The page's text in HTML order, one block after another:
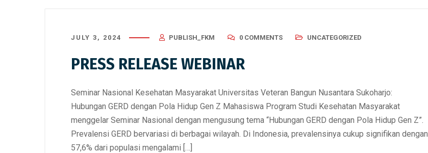
JULY 3, 2024 PUBLISH_FKM 0 COMMENTS UNCATEGORIZED
PRESS RELEASE WEBINAR
Seminar Nasional Kesehatan Masyarakat Universitas Veteran Bangun Nusantara Sukoharjo:
Hubungan GERD dengan Pola Hidup Gen Z Mahasiswa Program Studi Kesehatan Masyarakat
menggelar Seminar Nasional dengan mengusung tema “Hubungan GERD dengan Pola Hidup Gen Z”.
Prevalensi GERD bervariasi di berbagai wilayah. Di Indonesia, prevalensinya cukup signifikan dengan
57,6% dari populasi mengalami […]